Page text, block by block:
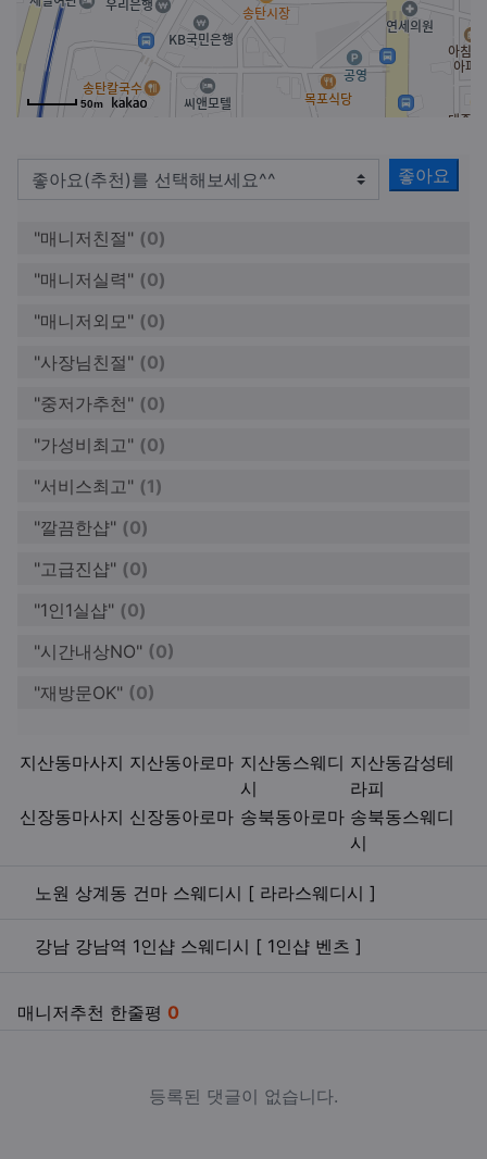
50m
좋아요
"매니저친절" (0)
"매니저실력" (0)
"매니저외모" (0)
"사장님친절" (0)
"중저가추천" (0)
"가성비최고" (0)
"서비스최고" (1)
"깔끔한샵" (0)
"고급진샵" (0)
"1인1실샵" (0)
"시간내상NO" (0)
"재방문OK" (0)
지산동마사지 지산동아로마 지산동스웨디
시
지산동감성테
라피
신장동마사지 신장동아로마 송북동아로마 송북동스웨디
시
키워드
관련자료
노원 상계동 건마 스웨디시 [ 라라스웨디시 ]
강남 강남역 1인샵 스웨디시 [ 1인샵 벤츠 ]
매니저추천 한줄평 0
등록된 댓글이 없습니다.